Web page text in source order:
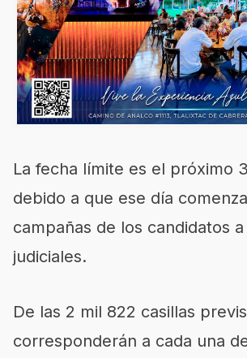
La fecha límite es el próximo
debido a que ese día
campañas de los candidatos
judiciales.
De las 2 mil 822 casillas
corresponderán a cada una